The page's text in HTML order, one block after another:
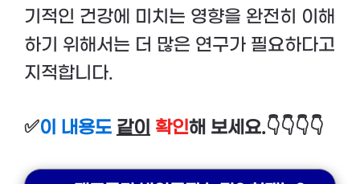
기적인 건강에 미치는 영향을 완전히 이해
하기 위해서는 더 많은 연구가 필요하다고
지적합니다.
✅이 내용도 같이 확인해 보세요.👇👇👇👇